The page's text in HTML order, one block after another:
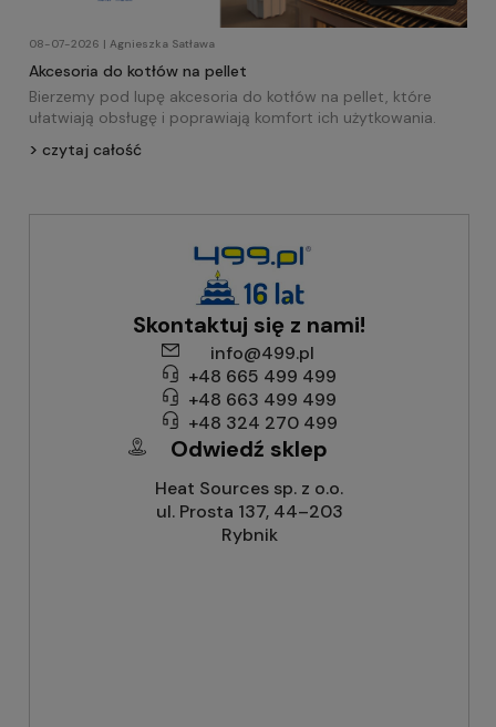
08-07-2026 | Agnieszka Satława
Akcesoria do kotłów na pellet
Bierzemy pod lupę akcesoria do kotłów na pellet, które
ułatwiają obsługę i poprawiają komfort ich użytkowania.
czytaj całość
Skontaktuj się z nami!
info@499.pl
+48 665 499 499
+48 663 499 499
+48 324 270 499
Odwiedź sklep
Heat Sources sp. z o.o.
ul. Prosta 137, 44–203
Rybnik